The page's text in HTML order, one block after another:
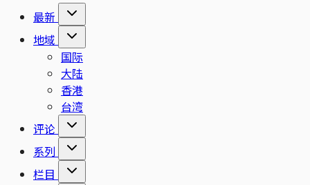
最新
地域
国际
大陆
香港
台湾
评论
系列
栏目